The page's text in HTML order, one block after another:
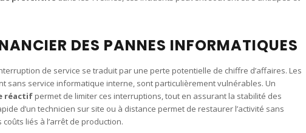
DES PANNES INFORMATIQUES
de service se traduit par une perte potentielle de chiffre d’affaires. Les
sans service informatique interne, sont particulièrement vulnérables. Un
réactif permet de limiter ces interruptions, tout en assurant la stabilité des
d’un technicien sur site ou à distance permet de restaurer l’activité sans
liés à l’arrêt de production.